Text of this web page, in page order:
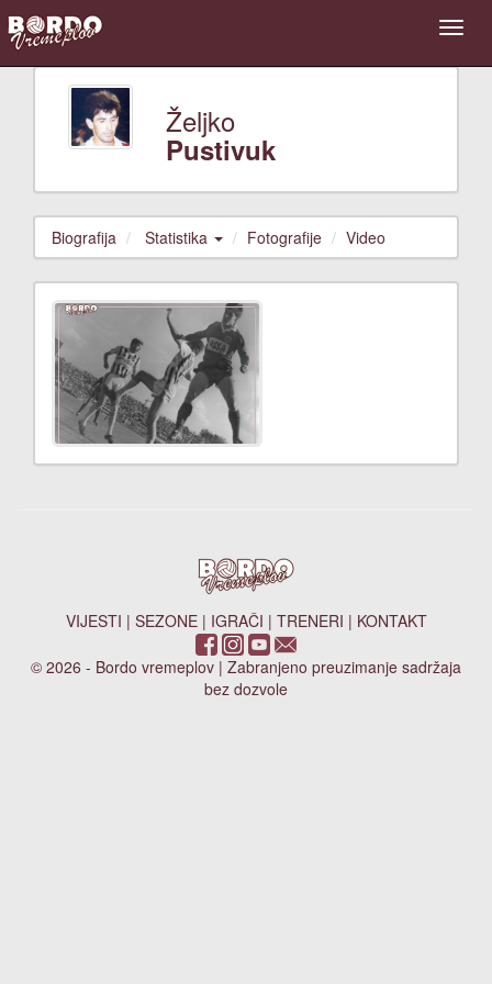
Željko
Pustivuk
Biografija Statistika Fotografije Video
VIJESTI | SEZONE| IGRAČI | TRENERI | KONTAKT
© 2026 - Bordo vremeplov | Zabranjeno preuzimanje sadržaja
bez dozvole